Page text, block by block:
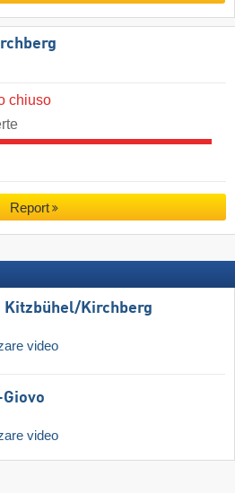
chiuso
Report
Kitzbühel/​Kirchberg
video
video